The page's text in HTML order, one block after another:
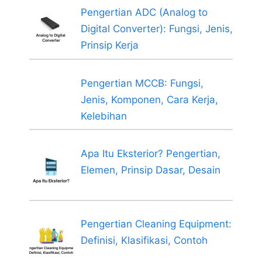
Pengertian ADC (Analog to
Digital Converter): Fungsi, Jenis,
Prinsip Kerja
Pengertian MCCB: Fungsi,
Jenis, Komponen, Cara Kerja,
Kelebihan
Apa Itu Eksterior? Pengertian,
Elemen, Prinsip Dasar, Desain
Pengertian Cleaning Equipment:
Definisi, Klasifikasi, Contoh